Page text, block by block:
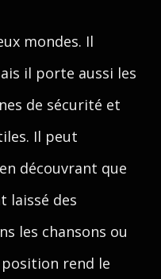
mondes. Il
il porte aussi les
de sécurité et
Il peut
découvrant que
laissé des
les chansons ou
rend le